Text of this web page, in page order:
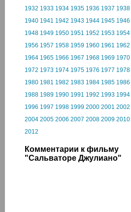
1932 1933 1934 1935 1936 1937 1938
1940 1941 1942 1943 1944 1945 1946
1948 1949 1950 1951 1952 1953 1954
1956 1957 1958 1959 1960 1961 1962
1964 1965 1966 1967 1968 1969 1970
1972 1973 1974 1975 1976 1977 1978
1980 1981 1982 1983 1984 1985 1986
1988 1989 1990 1991 1992 1993 1994
1996 1997 1998 1999 2000 2001 2002
2004 2005 2006 2007 2008 2009 2010
2012
Комментарии к фильму
"Сальваторе Джулиано"